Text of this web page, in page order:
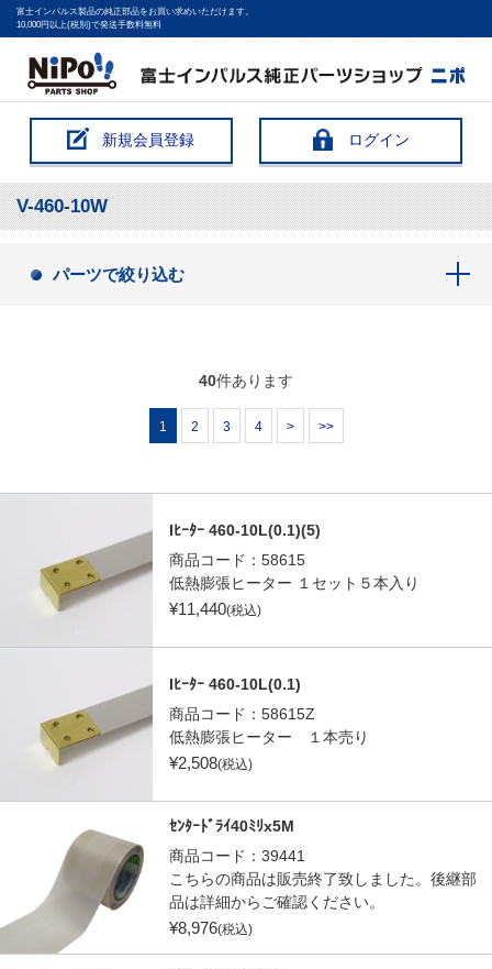
富士インパルス製品の純正部品をお買い求めいただけます。
10,000円以上(税別)で発送手数料無料
新規会員登録 ログイン
V-460-10W
パーツで絞り込む
40件あります
1 2 3 4 > >>
Iﾋｰﾀｰ 460-10L(0.1)(5)
商品コード： 58615
低熱膨張ヒーター １セット５本入り
¥11,440(税込)
Iﾋｰﾀｰ 460-10L(0.1)
商品コード： 58615Z
低熱膨張ヒーター １本売り
¥2,508(税込)
ｾﾝﾀｰﾄﾞﾗｲ40ﾐﾘx5M
商品コード： 39441
こちらの商品は販売終了致しました。後継部
品は詳細からご確認ください。
¥8,976(税込)